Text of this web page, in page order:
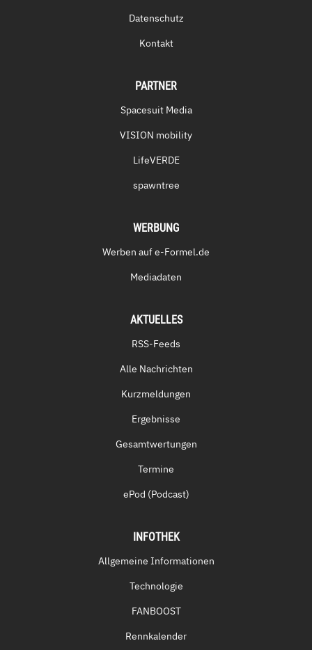
Datenschutz
Kontakt
PARTNER
Spacesuit Media
VISION mobility
LifeVERDE
spawntree
WERBUNG
Werben auf e-Formel.de
Mediadaten
AKTUELLES
RSS-Feeds
Alle Nachrichten
Kurzmeldungen
Ergebnisse
Gesamtwertungen
Termine
ePod (Podcast)
INFOTHEK
Allgemeine Informationen
Technologie
FANBOOST
Rennkalender